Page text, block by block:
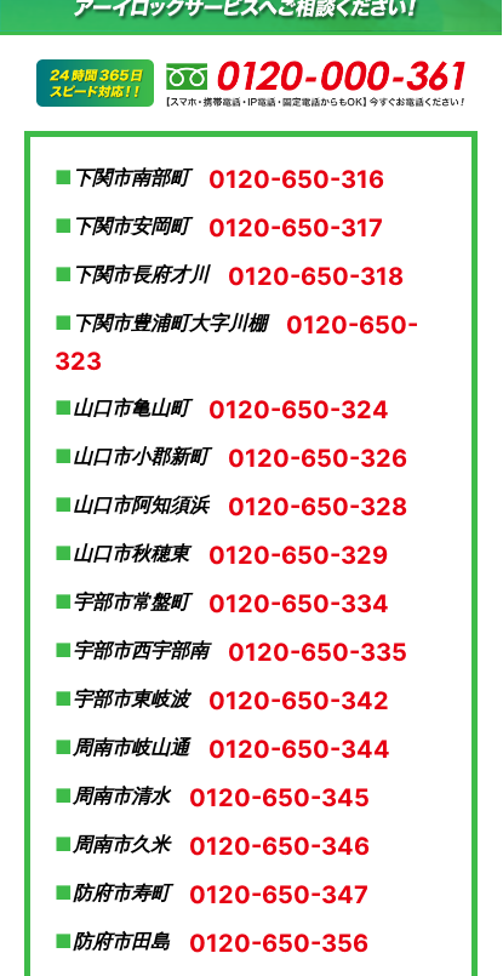
下関市南部町 0120-650-316
下関市安岡町 0120-650-317
下関市長府才川 0120-650-318
下関市豊浦町大字川棚
0120-650-
323
山口市亀山町 0120-650-324
山口市小郡新町 0120-650-326
山口市阿知須浜 0120-650-328
山口市秋穂東 0120-650-329
宇部市常盤町 0120-650-334
宇部市西宇部南 0120-650-335
宇部市東岐波 0120-650-342
周南市岐山通 0120-650-344
周南市清水 0120-650-345
周南市久米 0120-650-346
防府市寿町 0120-650-347
防府市田島 0120-650-356